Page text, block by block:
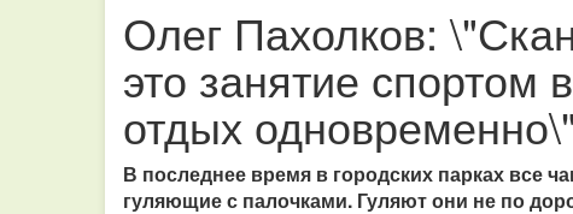
Олег Пахолков:
это занятие спортом
отдых одновременно\"
В последнее время в городских парках все
гуляющие с палочками. Гуляют они не по